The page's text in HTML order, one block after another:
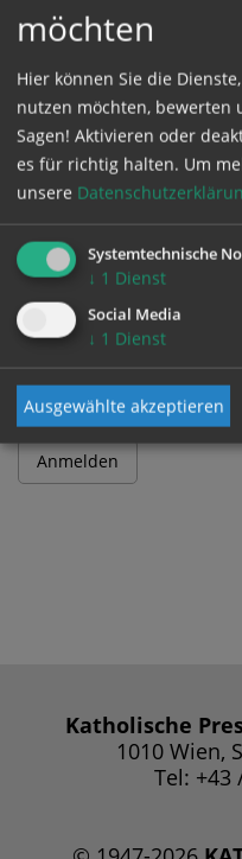
GESCHÜTZTER
Bitte melden Sie sich
und Passwort an.
Benutzername
Passwort
Katholische
1010 Wien,
Tel: +43
möchten
Hier können Sie die
nutzen möchten, bewerten
Sagen! Aktivieren oder
es für richtig halten. Um
unsere
Systemtechnische
↓ 1 Dienst
Social Media
↓ 1 Dienst
Ausgewählte akzeptieren